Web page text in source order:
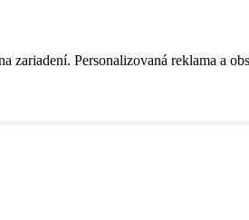
Personalizovaná reklama a